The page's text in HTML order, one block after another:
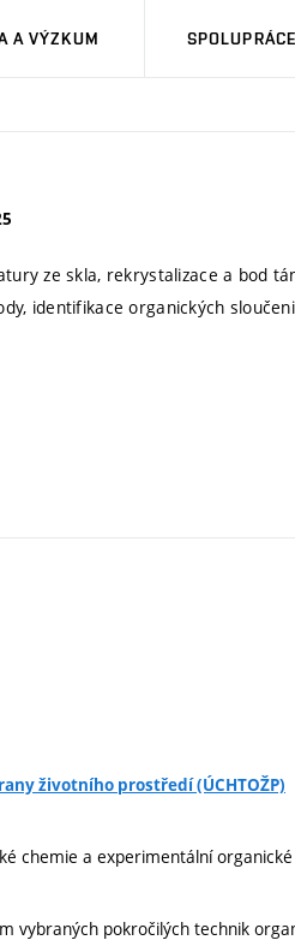
A VÝZKUM SPOLUPRÁCE
ze skla, rekrystalizace a bod
identifikace organických
životního prostředí (ÚCHTOŽP)
chemie a experimentální
vybraných pokročilých technik